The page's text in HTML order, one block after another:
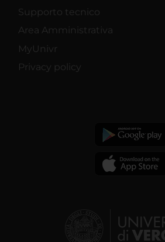
Supporto tecnico
Area Amministrativa
MyUnivr
Privacy policy